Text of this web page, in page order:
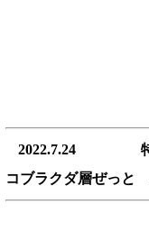
2022.7.24 特殊
コブラクダ層ぜっと